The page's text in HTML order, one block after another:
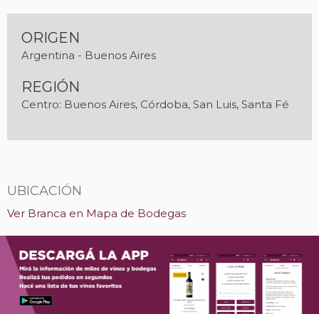
ORIGEN
Argentina - Buenos Aires
REGIÓN
Centro: Buenos Aires, Córdoba, San Luis, Santa Fé
UBICACIÓN
Ver Branca en Mapa de Bodegas